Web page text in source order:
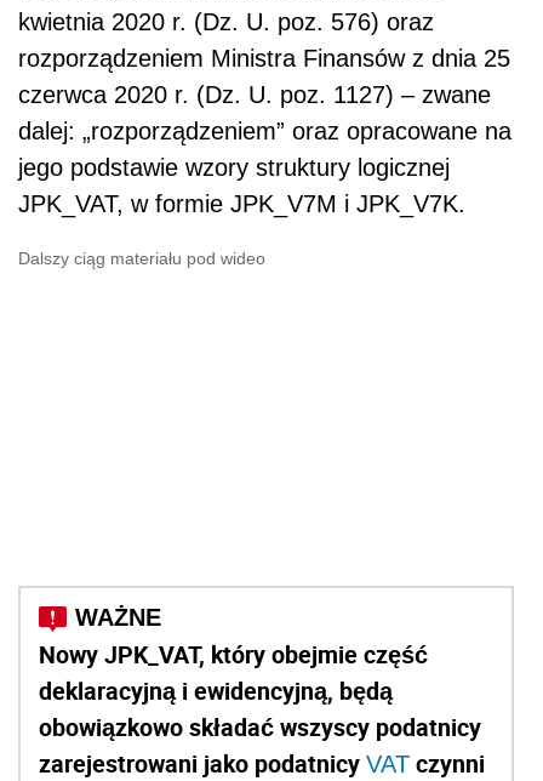
kwietnia 2020 r. (Dz. U. poz. 576) oraz
rozporządzeniem Ministra Finansów z dnia 25
czerwca 2020 r. (Dz. U. poz. 1127) – zwane
dalej: „rozporządzeniem” oraz opracowane na
jego podstawie wzory struktury logicznej
JPK_VAT, w formie JPK_V7M i JPK_V7K.
Dalszy ciąg materiału pod wideo
Nowy JPK_VAT, który obejmie część
deklaracyjną i ewidencyjną, będą
obowiązkowo składać wszyscy podatnicy
zarejestrowani jako podatnicy VAT czynni